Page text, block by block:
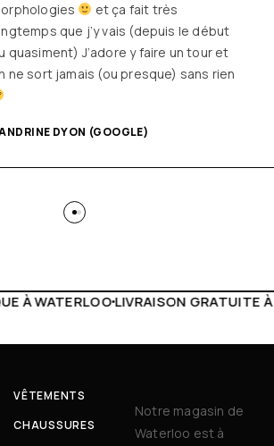
et ça fait très
que j’y vais (depuis le début
quasiment) J’adore y faire un tour et
ne sort jamais (ou presque) sans rien
DYON (GOOGLE)
GRATUITE À PARTIR DE 150€LIVE
VÊTEMENTS
CHAUSSURES
Notre magasin de
Waterloo est à